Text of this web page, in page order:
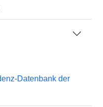
Datenbank der